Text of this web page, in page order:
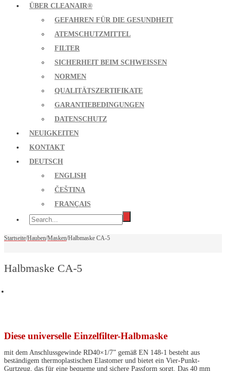
ÜBER CLEANAIR®
GEFAHREN FÜR DIE GESUNDHEIT
ATEMSCHUTZMITTEL
FILTER
SICHERHEIT BEIM SCHWEISSEN
NORMEN
QUALITÄTSZERTIFIKATE
GARANTIEBEDINGUNGEN
DATENSCHUTZ
NEUIGKEITEN
KONTAKT
DEUTSCH
ENGLISH
ČEŠTINA
FRANÇAIS
Startseite/Hauben/Masken/Halbmaske CA-5
Halbmaske CA-5
Diese universelle Einzelfilter-Halbmaske
mit dem Anschlussgewinde RD40×1/7” gemäß EN 148-1 besteht aus
beständigem thermoplastischen Elastomer und bietet ein Vier-Punkt-
Gurtzeug, das für eine bequeme und sichere Passform sorgt. Das 40 mm